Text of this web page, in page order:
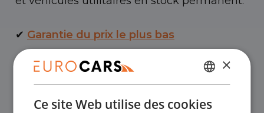
✔ Garantie du prix le plus bas
Achetez en ligne, garantie de
NÉERLANDAIS
ENGLISH
×
Ce site Web utilise des cookies